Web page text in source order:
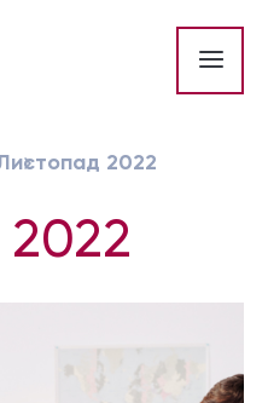
2022
2022